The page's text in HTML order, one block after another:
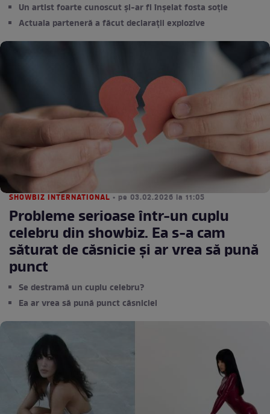
Un artist foarte cunoscut și-ar fi înșelat fosta soție
Actuala parteneră a făcut declarații explozive
SHOWBIZ INTERNATIONAL • pe 03.02.2026 la 11:05
Probleme serioase într-un cuplu
celebru din showbiz. Ea s-a cam
săturat de căsnicie și ar vrea să pună
punct
Se destramă un cuplu celebru?
Ea ar vrea să pună punct căsniciei